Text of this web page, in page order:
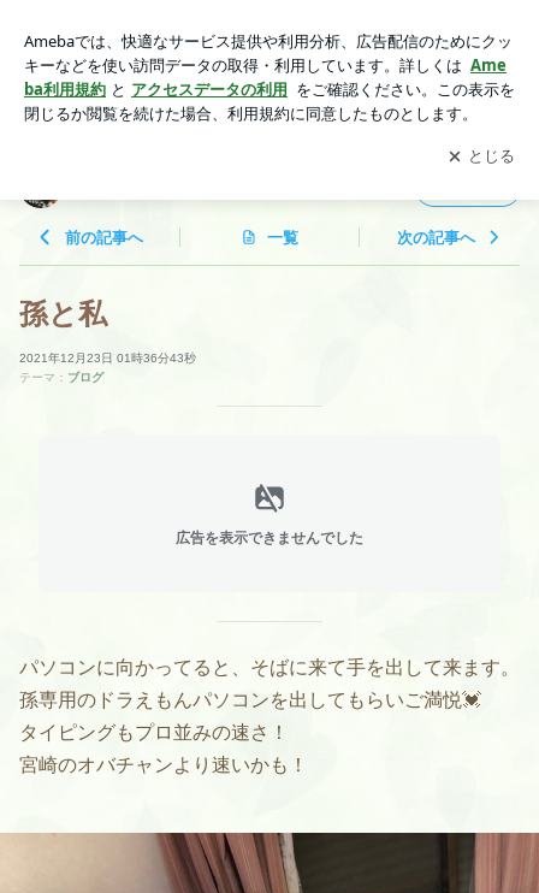
アプリをダウンロードして ブログの更新通知
を受け取りまし
ょう。
開く
前の記事へ 一覧 次の記事へ
孫と私
2021年12月23日 01時36分43秒
テーマ： ブログ
広告を表示できませんでした
パソコンに向かってると、そばに来て手を出して来ます。
孫専用のドラえもんパソコンを出してもらいご満悦💓
タイピングもプロ並みの速さ！
宮崎のオバチャンより速いかも！